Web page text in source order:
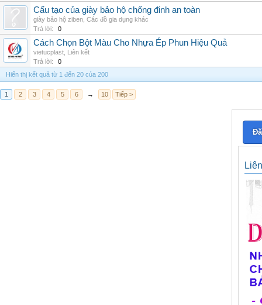
Cấu tạo của giày bảo hộ chống đinh an toàn
giày bảo hộ ziben Các đồ gia dụng khác
Trả lời:
0
Cách Chọn Bột Màu Cho Nhựa Ép Phun Hiệu Quả
vietucplast Liên kết
Trả lời:
0
Hiển thị kết quả từ 1 đến 20 của 200
1 2 3 4 5 6 → 10 Tiếp >